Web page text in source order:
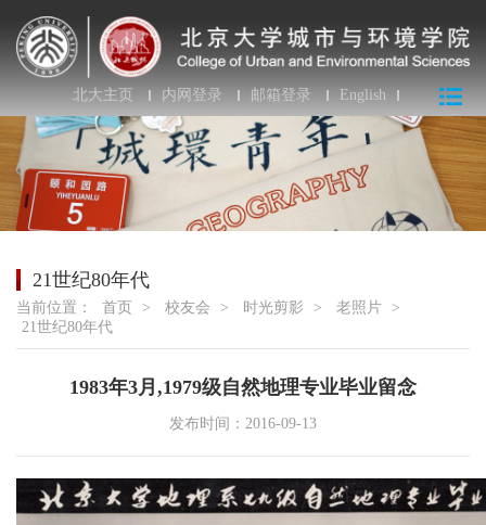
北大主页 内网登录 邮箱登录 English
21世纪80年代
当前位置： 首页 > 校友会 > 时光剪影 > 老照片
>
21世纪80年代
1983年3月,1979级自然地理专业毕业留念
发布时间：2016-09-13